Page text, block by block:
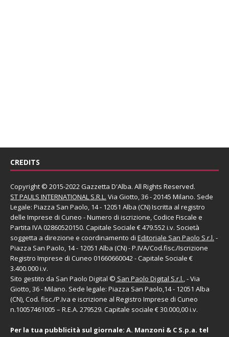
CREDITS
Copyright © 2015-2022 Gazzetta D'Alba. All Rights Reserved.
ST PAULS INTERNATIONAL S.R.L. Via Giotto, 36 - 20145 Milano. Sede
Legale: Piazza San Paolo, 14 - 12051 Alba (CN) Iscritta al registro
delle Imprese di Cuneo - Numero di iscrizione, Codice Fiscale e
Partita IVA 02860520150. Capitale Sociale € 479.552 i.v. Società
soggetta a direzione e coordinamento di Editoriale San Paolo S.r.l. -
Piazza San Paolo, 14 - 12051 Alba (CN) - P.IVA/Cod.fisc./Iscrizione
Registro Imprese di Cuneo 01660660042 - Capitale Sociale €
3.400.000 i.v.
Sito gestito da San Paolo Digital © San Paolo Digital S.r.l., - Via
Giotto, 36 - Milano. Sede legale: Piazza San Paolo,14 - 12051 Alba
(CN), Cod. fisc./P.Iva e iscrizione al Registro Imprese di Cuneo
n.10057461005 – R.E.A. 279529. Capitale sociale € 30.000,00 i.v.
Per la tua pubblicità sul giornale: A. Manzoni & C S.p.a. tel